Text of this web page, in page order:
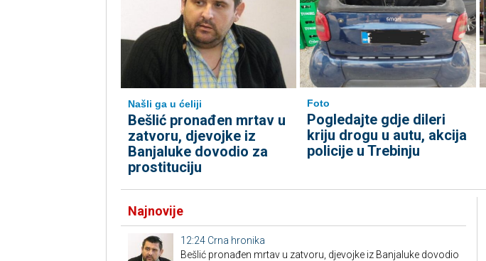
Našli ga u ćeliji
Bešlić pronađen mrtav u
zatvoru, djevojke iz
Banjaluke dovodio za
prostituciju
Foto
Pogledajte gdje dileri
kriju drogu u autu, akcija
policije u Trebinju
Najnovije
12:24 Crna hronika
Bešlić pronađen mrtav u zatvoru, djevojke iz Banjaluke dovodio